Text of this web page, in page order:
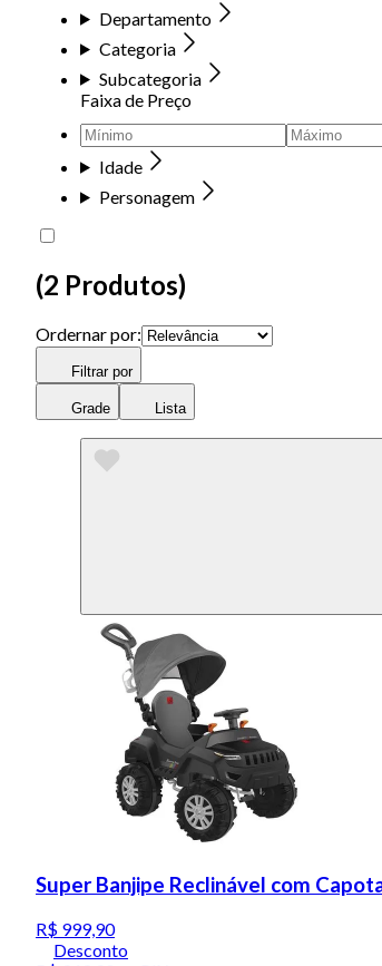
Departamento
Categoria
Subcategoria
Faixa de Preço
Idade
Personagem
(2 Produtos)
Ordernar por:
Filtrar por
Grade Lista
Super Banjipe Reclinável com
R$ 999,90
Desconto